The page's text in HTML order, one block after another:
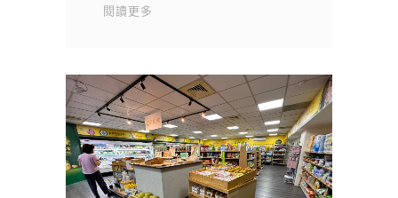
閱讀更多